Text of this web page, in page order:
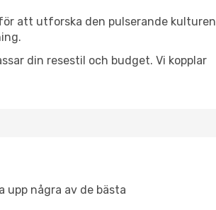
att utforska den pulserande kulturen
din resestil och budget. Vi kopplar
upp några av de bästa